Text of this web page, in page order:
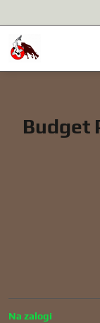
Budget
Na zalogi